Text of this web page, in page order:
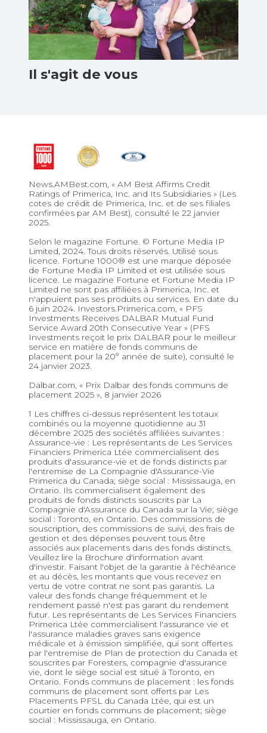
Il s'agit de vous
News.AMBest.com, « AM Best Affirms Credit
Ratings of Primerica, Inc. and Its Subsidiaries » (Les
cotes de crédit de Primerica, Inc. et de ses filiales
confirmées par AM Best), consulté le 22 janvier
2025.
Selon le magazine Fortune. © Fortune Media IP
Limited, 2024. Tous droits réservés. Utilisé sous
licence. Fortune 1000® est une marque déposée
de Fortune Media IP Limited et est utilisée sous
licence. Le magazine Fortune et Fortune Media IP
Limited ne sont pas affiliées à Primerica, Inc. et
n'appuient pas ses produits ou services. En date du
6 juin 2024. Investors.Primerica.com, « PFS
Investments Receives DALBAR Mutual Fund
Service Award 20th Consecutive Year » (PFS
Investments reçoit le prix DALBAR pour le meilleur
service en matière de fonds communs de
placement pour la 20e année de suite), consulté le
24 janvier 2023.
Dalbar.com, « Prix Dalbar des fonds communs de
placement 2025 », 8 janvier 2026
1 Les chiffres ci-dessus représentent les totaux
combinés ou la moyenne quotidienne au 31
décembre 2025 des sociétés affiliées suivantes :
Assurance-vie : Les représentants de Les Services
Financiers Primerica Ltée commercialisent des
produits d'assurance-vie et de fonds distincts par
l'entremise de La Compagnie d'Assurance-Vie
Primerica du Canada; siège social : Mississauga, en
Ontario. Ils commercialisent également des
produits de fonds distincts souscrits par La
Compagnie d'Assurance du Canada sur la Vie; siège
social : Toronto, en Ontario. Des commissions de
souscription, des commissions de suivi, des frais de
gestion et des dépenses peuvent tous être
associés aux placements dans des fonds distincts.
Veuillez lire la Brochure d'information avant
d'investir. Faisant l'objet de la garantie à l'échéance
et au décès, les montants que vous recevez en
vertu de votre contrat ne sont pas garantis. La
valeur des fonds change fréquemment et le
rendement passé n'est pas garant du rendement
futur. Les représentants de Les Services Financiers
Primerica Ltée commercialisent l'assurance vie et
l'assurance maladies graves sans exigence
médicale et à émission simplifiée, qui sont offertes
par l'entremise de Plan de protection du Canada et
souscrites par Foresters, compagnie d'assurance
vie, dont le siège social est situé à Toronto, en
Ontario. Fonds communs de placement : les fonds
communs de placement sont offerts par Les
Placements PFSL du Canada Ltée, qui est un
courtier en fonds communs de placement; siège
social : Mississauga, en Ontario.